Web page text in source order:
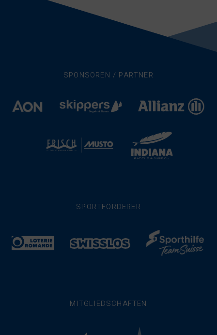
SPONSOREN / PARTNER
SPORTFÖRDERER
MITGLIEDSCHAFTEN